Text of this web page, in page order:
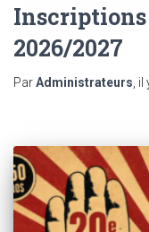
Inscriptions
2026/2027
ParAdministrateurs ,